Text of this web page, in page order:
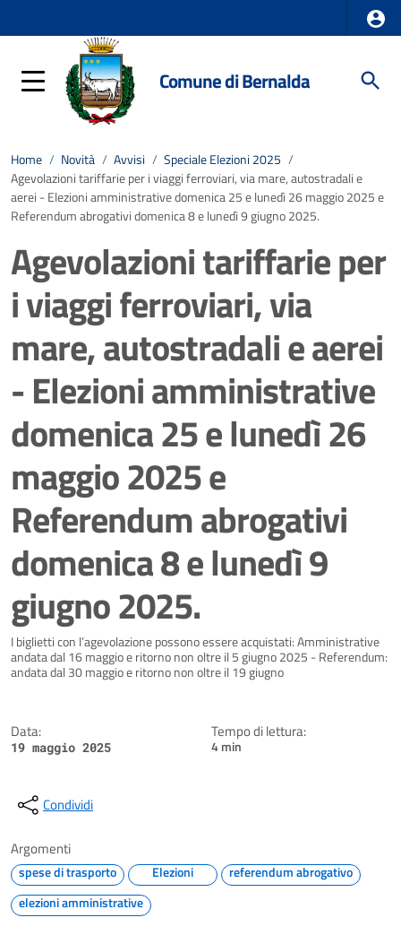
Comune di Bernalda
Home / Novità / Avvisi / Speciale Elezioni 2025 /
Agevolazioni tariffarie per i viaggi ferroviari, via mare, autostradali e
aerei - Elezioni amministrative domenica 25 e lunedì 26 maggio 2025 e
Referendum abrogativi domenica 8 e lunedì 9 giugno 2025.
Agevolazioni tariffarie per
i viaggi ferroviari, via
mare, autostradali e aerei
- Elezioni amministrative
domenica 25 e lunedì 26
maggio 2025 e
Referendum abrogativi
domenica 8 e lunedì 9
giugno 2025.
Dettagli della notizia
I biglietti con l’agevolazione possono essere acquistati: Amministrative
andata dal 16 maggio e ritorno non oltre il 5 giugno 2025 - Referendum:
andata dal 30 maggio e ritorno non oltre il 19 giugno
Data:
19 maggio 2025
Tempo di lettura:
4 min
Condividi
Argomenti
spese di trasporto Elezioni
referendum abrogativo
elezioni amministrative